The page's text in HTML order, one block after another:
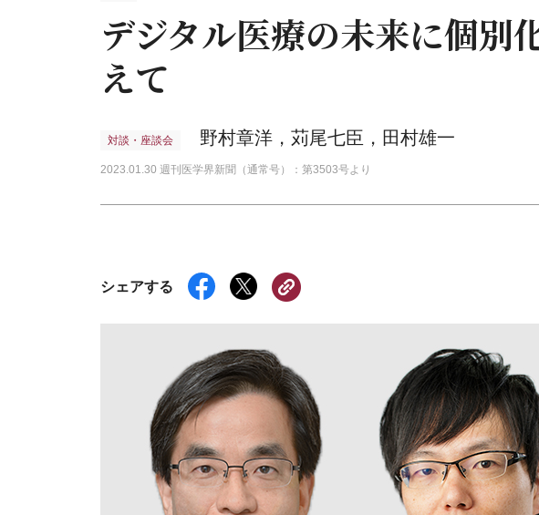
デジタル医療の未来に個別
えて
対談・座談会 野村章洋，苅尾七臣，田村雄一
2023.01.30 週刊医学界新聞（通常号）：第3503号より
シェアする